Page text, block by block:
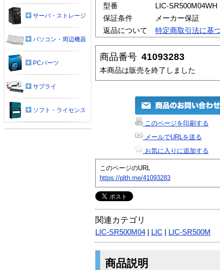
型番
LIC-SR500M04WH
保証条件
メーカー保証
返品について
特定商取引法に基
商品番号 41093283
本商品は販売を終了しました
このページを印刷する
メールでURLを送る
お気に入りに追加する
このページのURL
https://plth.me/41093283
関連カテゴリ
LIC-SR500M04 LIC LIC-SR500M
商品説明
サーバ・ストレージ
パソコン・周辺機器
PCパーツ
サプライ
ソフト・ライセンス